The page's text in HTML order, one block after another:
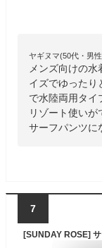
ヤギヌマ(50代・男
メンズ向けの
イズでゆったり
で水陸両用タイ
リゾート使い
サーフパンツに
7